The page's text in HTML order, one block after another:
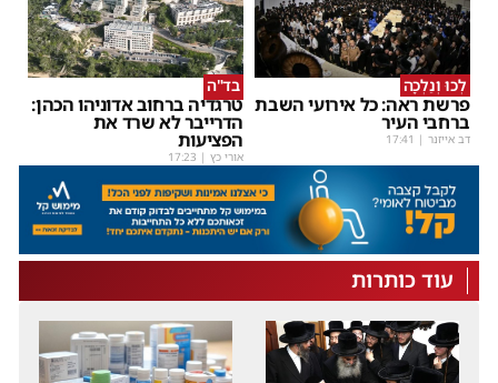
לְכוּ וְנֵלְכָה
פרשת ראה: כל אירועי השבת
ברחבי העיר
דב אייזנר |
17:41
בד"ה
טרגדיה ברחוב אדוניהו הכהן:
הדרייבר לא שרד את
הפציעות
אורי כץ |
17:23
עוד כותרות